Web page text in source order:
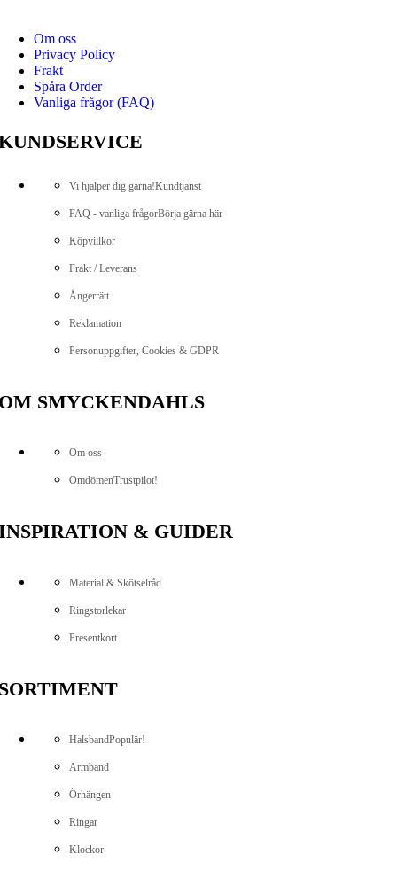
Om oss
Privacy Policy
Frakt
Spåra Order
Vanliga frågor (FAQ)
Vi hjälper dig gärna!Kundtjänst
FAQ - vanliga frågorBörja gärna här
Köpvillkor
Frakt / Leverans
Ångerrätt
Reklamation
Personuppgifter, Cookies & GDPR
SMYCKENDAHLS
Om oss
OmdömenTrustpilot!
& GUIDER
Material & Skötselråd
Ringstorlekar
Presentkort
HalsbandPopulär!
Armband
Örhängen
Ringar
Klockor